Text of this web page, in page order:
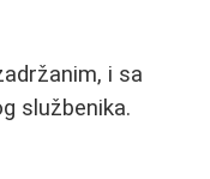
i sa
službenika.